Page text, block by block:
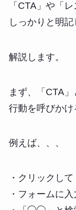
「CTA」や「
しっかりと明記
解説します。
まず、「CTA」
行動を呼びかけ
例えば、、、
・クリックして
・フォームに